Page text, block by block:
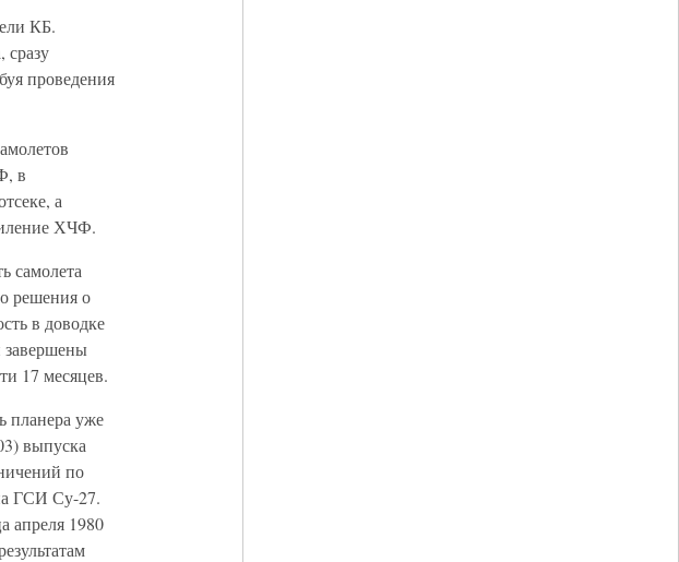
КБ.
сразу
проведения
в
а
ХЧФ.
самолета
решения о
в доводке
завершены
17 месяцев.
планера уже
выпуска
по
ГСИ Су-27.
апреля 1980